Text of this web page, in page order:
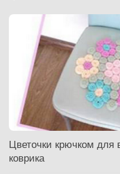
Цветочки крючком для
коврика